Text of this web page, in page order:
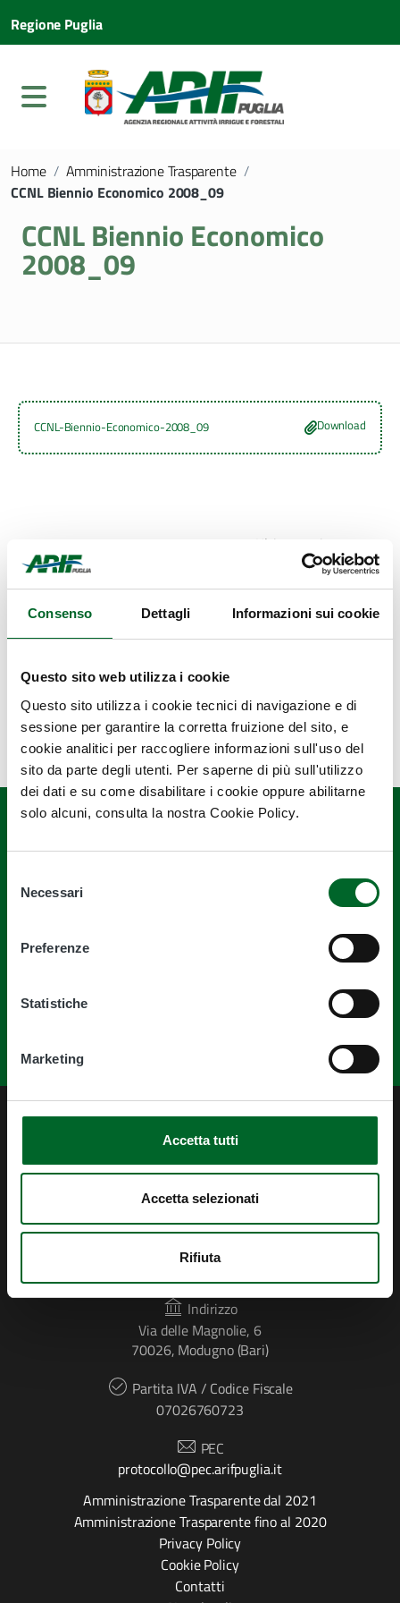
Consenso Dettagli Informazioni sui cookie
Questo sito web utilizza i cookie
Questo sito utilizza i cookie tecnici di navigazione e di
sessione per garantire la corretta fruizione del sito, e
cookie analitici per raccogliere informazioni sull'uso del
sito da parte degli utenti. Per saperne di più sull'utilizzo
dei dati e su come disabilitare i cookie oppure abilitarne
solo alcuni, consulta la nostra Cookie Policy.
delNecessari
Preferenze
Statistiche
Marketing
Accetta tutti
Accetta selezionati
Rifiuta
Regione Puglia
Home / Amministrazione Trasparente /
CCNL Biennio Economico 2008_09
CCNL Biennio Economico
2008_09
CCNL-Biennio-Economico-2008_09 Download
Ultimo aggiornamento
7 Marzo 2022, 18:52
Quanto sono chiare le informazioni su
CONTATTI
Indirizzo
Via delle Magnolie, 6
70026, Modugno (Bari)
Partita IVA / Codice Fiscale
07026760723
PEC
protocollo@pec.arifpuglia.it
Amministrazione Trasparente dal 2021
Amministrazione Trasparente fino al 2020
Privacy Policy
Cookie Policy
Contatti